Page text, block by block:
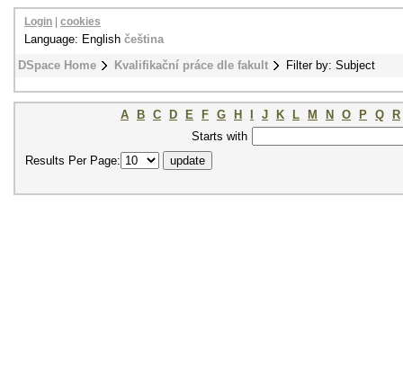
DSpace Home Kvalifikační práce dle fakult Filter by: Subject
Login cookies
Language: English čeština
A B C D E F G H J K L M N O P Q
R
Starts with
Results Per Page: